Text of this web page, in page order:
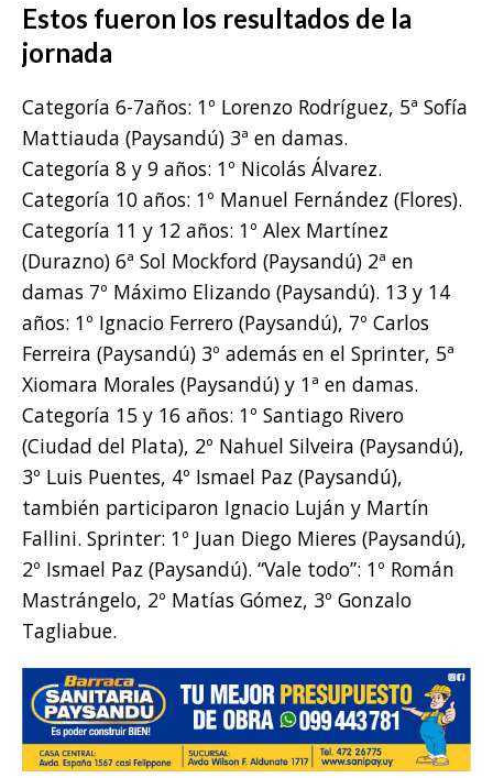
Estos fueron los resultados de la
jornada
Categoría 6-7años: 1º Lorenzo Rodríguez, 5ª Sofía
Mattiauda (Paysandú) 3ª en damas.
Categoría 8 y 9 años: 1º Nicolás Álvarez.
Categoría 10 años: 1º Manuel Fernández (Flores).
Categoría 11 y 12 años: 1º Alex Martínez
(Durazno) 6ª Sol Mockford (Paysandú) 2ª en
damas 7º Máximo Elizando (Paysandú). 13 y 14
años: 1º Ignacio Ferrero (Paysandú), 7º Carlos
Ferreira (Paysandú) 3º además en el Sprinter, 5ª
Xiomara Morales (Paysandú) y 1ª en damas.
Categoría 15 y 16 años: 1º Santiago Rivero
(Ciudad del Plata), 2º Nahuel Silveira (Paysandú),
3º Luis Puentes, 4º Ismael Paz (Paysandú),
también participaron Ignacio Luján y Martín
Fallini. Sprinter: 1º Juan Diego Mieres (Paysandú),
2º Ismael Paz (Paysandú). “Vale todo”: 1º Román
Mastrángelo, 2º Matías Gómez, 3º Gonzalo
Tagliabue.